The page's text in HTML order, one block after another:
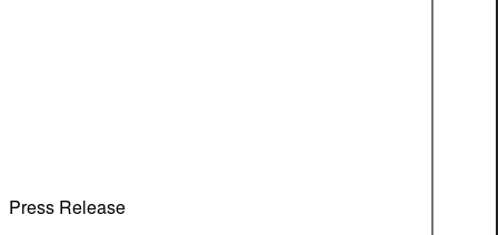
Press Release